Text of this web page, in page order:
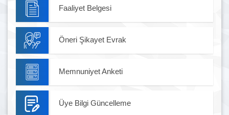
Faaliyet Belgesi
Öneri Şikayet Evrak
Memnuniyet Anketi
Üye Bilgi Güncelleme